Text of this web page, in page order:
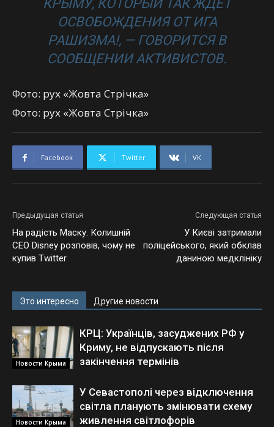
КРЫМУ, КОТОРЫЙ ТАК ЖДЕТ
ОСВОБОЖДЕНИЯ ОТ ИГА
РАШИЗМА!, — ГОВОРИТСЯ В
СООБЩЕНИИ АКТИВИСТОВ.
Фото: рух «Жовта Стрічка»
Фото: рух «Жовта Стрічка»
Facebook Twitter VK
Предыдущая статья
На радість Маску. Колишній
CEO Disney розповів, чому не
купив Twitter
Следующая статья
У Києві затримали
поліцейського, який обклав
даниною медклініку
Это интересно Другие новости
Новости Крыма
КРЦ: Українців, засуджених РФ у
Криму, не відпускають після
закінчення термінів
Новости Крыма
У Севастополі через відключення
світла планують змінювати схему
живлення світлофорів